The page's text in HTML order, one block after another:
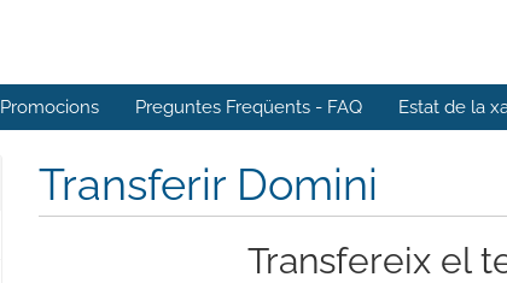
Promocions Preguntes Freqüents - FAQ Estat de la
Transferir Domini
Transfereix el